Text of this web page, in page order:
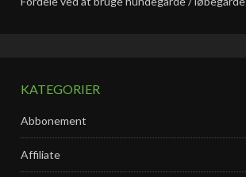
KATEGORIER
Abbonement
Affiliate